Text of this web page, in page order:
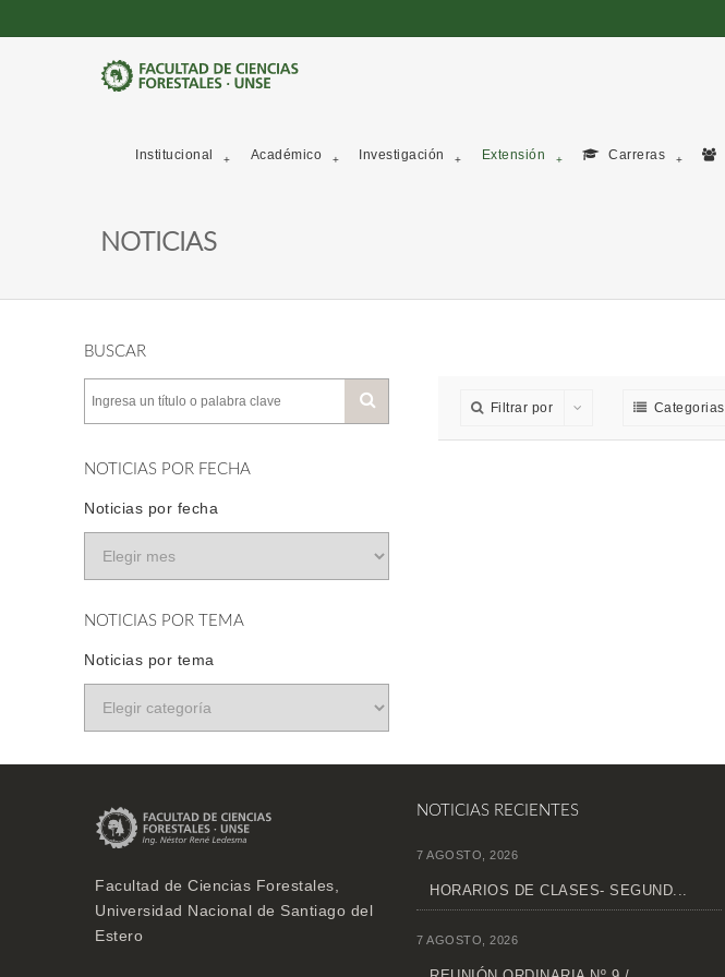
Institucional Académico Investigación Extensión Carreras
NOTICIAS
BUSCAR
NOTICIAS POR FECHA
Noticias por fecha
NOTICIAS POR TEMA
Noticias por tema
Filtrar por Categorias
Facultad de Ciencias Forestales,
Universidad Nacional de Santiago del
Estero
NOTICIAS RECIENTES
7 AGOSTO, 2026
HORARIOS DE CLASES- SEGUND...
7 AGOSTO, 2026